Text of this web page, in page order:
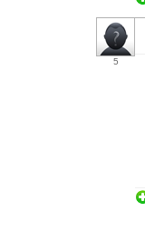
5